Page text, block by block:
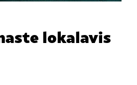
lokalavis